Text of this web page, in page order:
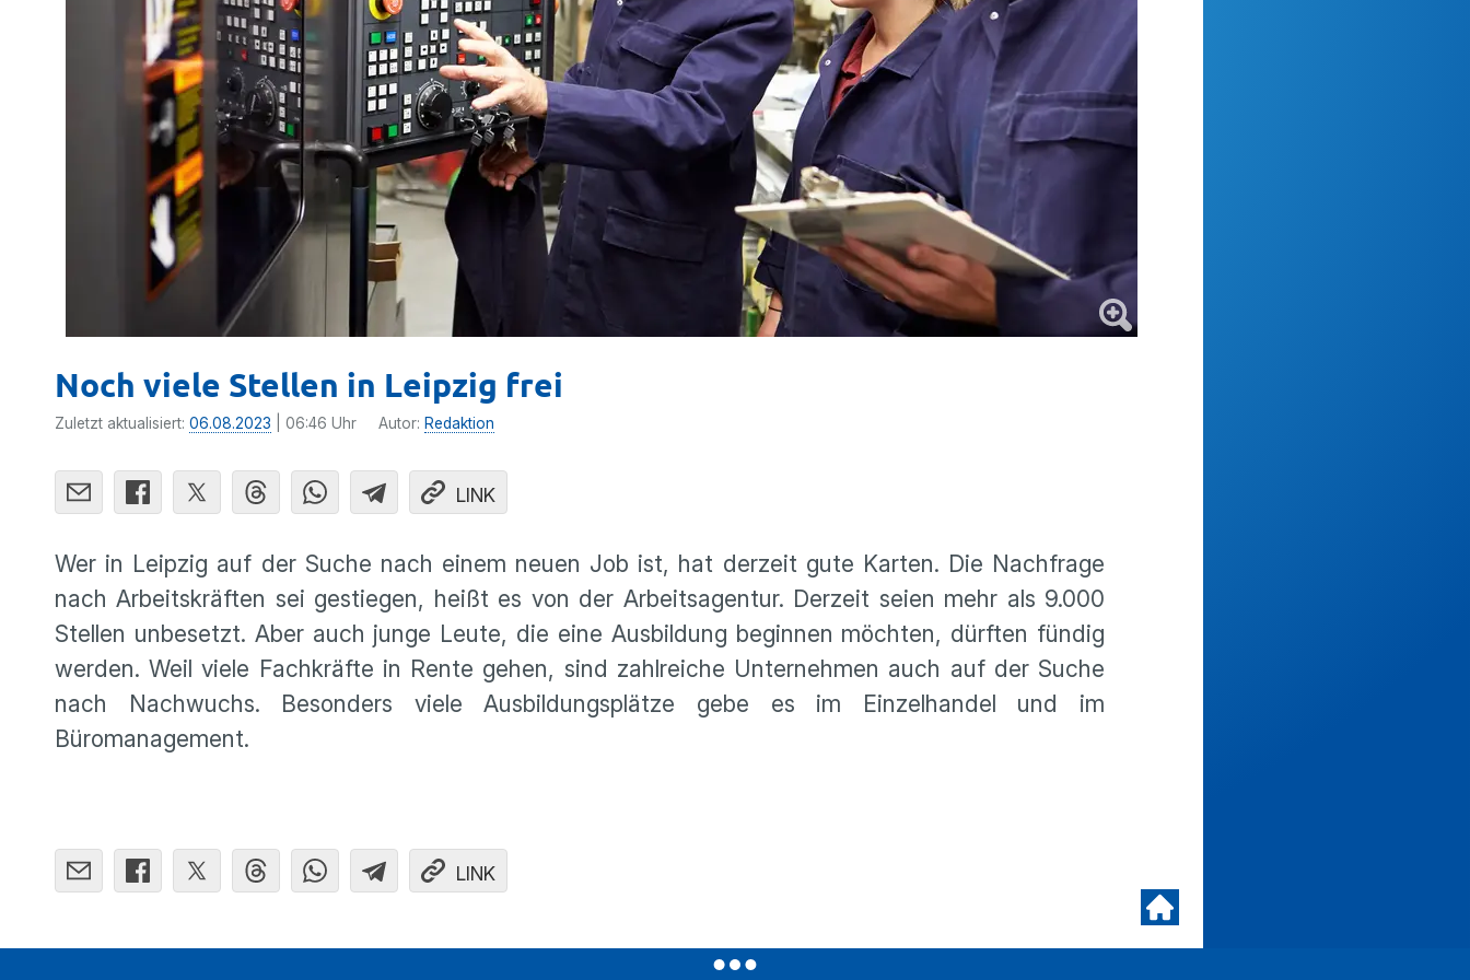
Noch viele Stellen in Leipzig frei
Zuletzt aktualisiert: 06.08.2023 | 06:46 Uhr Autor: Redaktion
LINK
Wer in Leipzig auf der Suche nach einem neuen Job ist, hat derzeit gute Karten. Die Nachfrage
nach Arbeitskräften sei gestiegen, heißt es von der Arbeitsagentur. Derzeit seien mehr als 9.000
Stellen unbesetzt. Aber auch junge Leute, die eine Ausbildung beginnen möchten, dürften fündig
werden. Weil viele Fachkräfte in Rente gehen, sind zahlreiche Unternehmen auch auf der Suche
nach Nachwuchs. Besonders viele Ausbildungsplätze gebe es im Einzelhandel und im
Büromanagement.
LINK